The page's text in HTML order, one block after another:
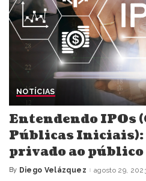
NOTÍCIAS
Entendendo IPOs
Públicas Iniciais):
privado ao público
Posted
By Diego Velázquez agosto 29,